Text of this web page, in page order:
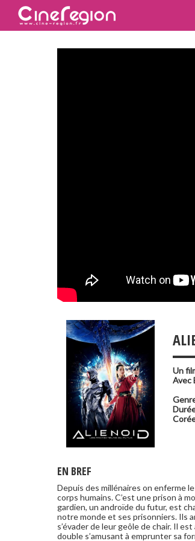
Un
Avec
EN BREF
Depuis des millénaires on enferme
corps humains. C’est une prison à
gardien, un androïde du futur, est
notre monde et ses prisonniers. Ils
s’évader de leur geôle de chair. Il est
double s’amusant à emprunter sa
de l’Espace. Les dés sont jetés